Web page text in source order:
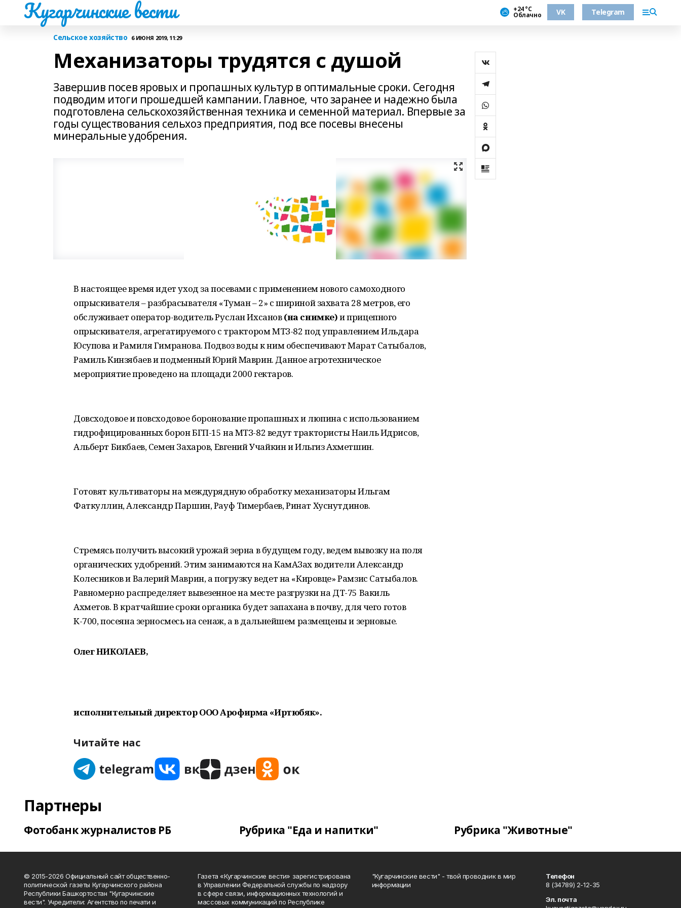
Кугарчинские вести +24 °С
Облачно VK Telegram
Сельское хозяйство 6 ИЮНЯ 2019, 11:29
Механизаторы трудятся с душой
Завершив посев яровых и пропашных культур в оптимальные сроки. Сегодня
подводим итоги прошедшей кампании. Главное, что заранее и надежно была
подготовлена сельскохозяйственная техника и семенной материал. Впервые за
годы существования сельхоз предприятия, под все посевы внесены
минеральные удобрения.
В настоящее время идет уход за посевами с применением нового самоходного
опрыскивателя – разбрасывателя «Туман – 2» с шириной захвата 28 метров, его
обслуживает оператор-водитель Руслан Ихсанов(на снимке)и прицепного
опрыскивателя, агрегатируемого с трактором МТЗ-82 под управлением Ильдара
Юсупова и Рамиля Гимранова. Подвоз воды к ним обеспечивают Марат Сатыбалов,
Рамиль Кинзябаев и подменный Юрий Маврин. Данное агротехническое
мероприятие проведено на площади 2000 гектаров.
Довсходовое и повсходовое боронование пропашных и люпина с использованием
гидрофицированных борон БГП-15 на МТЗ-82 ведут трактористы Наиль Идрисов,
Альберт Бикбаев, Семен Захаров, Евгений Учайкин и Ильгиз Ахметшин.
Готовят культиваторы на междурядную обработку механизаторы Ильгам
Фаткуллин, Александр Паршин, Рауф Тимербаев, Ринат Хуснутдинов.
Стремясь получить высокий урожай зерна в будущем году, ведем вывозку на поля
органических удобрений. Этим занимаются на КамАЗах водители Александр
Колесников и Валерий Маврин, а погрузку ведет на «Кировце» Рамзис Сатыбалов.
Равномерно распределяет вывезенное на месте разгрузки на ДТ-75 Вакиль
Ахметов. В кратчайшие сроки органика будет запахана в почву, для чего готов
К-700, посеяна зерносмесь на сенаж, а в дальнейшем размещены и зерновые.
Олег НИКОЛАЕВ,
исполнительный директор ООО Арофирма «Иртюбяк».
Читайте нас
Партнеры
Фотобанк журналистов РБ Рубрика "Еда и напитки" Рубрика "Животные"
© 2015-2026 Официальный сайт общественно-
политической газеты Кугарчинского района
Республики Башкортостан "Кугарчинские
вести". Учредители: Агентство по печати и
Газета «Кугарчинские вести» зарегистрирована
в Управлении Федеральной службы по надзору
в сфере связи, информационных технологий и
массовых коммуникаций по Республике
"Кугарчинские вести" - твой проводник в мир
информации
Телефон
8 (34789) 2-12-35
Эл. почта